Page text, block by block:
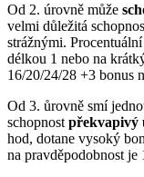
Od 2. úrovně může
velmi důležitá
strážnými.
délkou 1 nebo na
16/20/24/28 +3 bonus
Od 3. ůrovně smí
schopnost překvapivý
hod, dotane vysoký
na pravděpodobnost je